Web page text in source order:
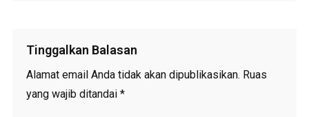
Tinggalkan Balasan
Alamat email Anda tidak akan dipublikasikan. Ruas
yang wajib ditandai *